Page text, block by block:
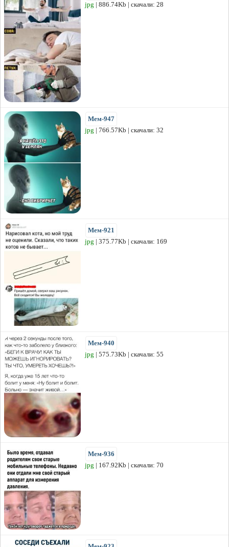
jpg | 886.74Kb | скачали: 28
Мем-947
jpg | 766.57Kb | скачали: 32
Мем-921
jpg | 375.77Kb | скачали: 169
Мем-940
jpg | 575.73Kb | скачали: 55
Мем-936
jpg | 167.92Kb | скачали: 70